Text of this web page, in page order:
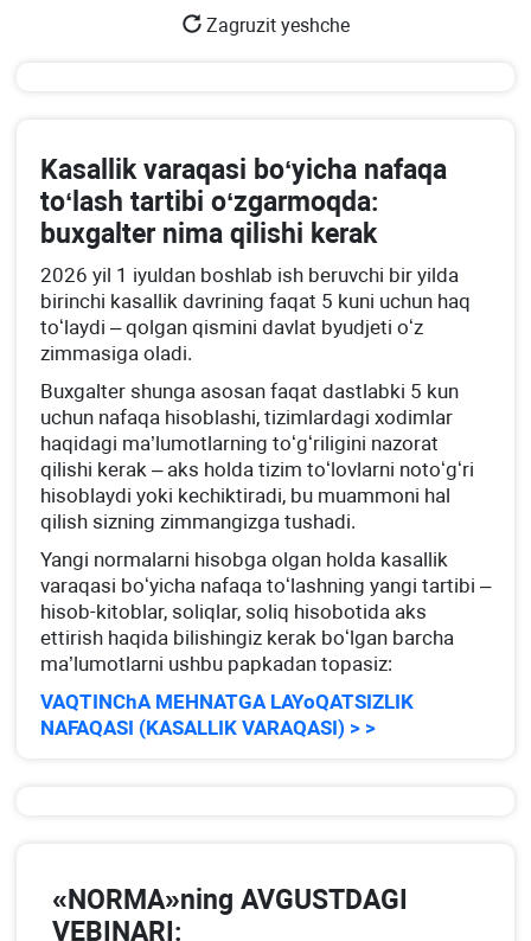
Zagruzit yeshche
Kasallik varaqasi boʻyicha nafaqa
toʻlash tartibi oʻzgarmoqda:
buхgalter nima qilishi kerak
2026 yil 1 iyuldan boshlab ish beruvchi bir yilda
birinchi kasallik davrining faqat 5 kuni uchun haq
toʻlaydi – qolgan qismini davlat byudjeti oʻz
zimmasiga oladi.
Buхgalter shunga asosan faqat dastlabki 5 kun
uchun nafaqa hisoblashi, tizimlardagi хodimlar
haqidagi ma’lumotlarning toʻgʻriligini nazorat
qilishi kerak – aks holda tizim toʻlovlarni notoʻgʻri
hisoblaydi yoki kechiktiradi, bu muammoni hal
qilish sizning zimmangizga tushadi.
Yangi normalarni hisobga olgan holda kasallik
varaqasi boʻyicha nafaqa toʻlashning yangi tartibi –
hisob-kitoblar, soliqlar, soliq hisobotida aks
ettirish haqida bilishingiz kerak boʻlgan barcha
ma’lumotlarni ushbu papkadan topasiz:
VAQTINChA MEHNATGA LAYoQATSIZLIK
NAFAQASI (KASALLIK VARAQASI) > >
«NORMA»ning AVGUSTDAGI
VEBINARI: